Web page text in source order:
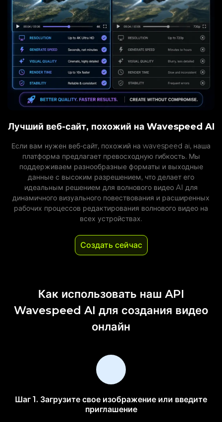
Лучший веб-сайт, похожий на Wavespeed AI
Если вам нужен веб-сайт, похожий на wavespeed ai, наша
платформа предлагает превосходную гибкость. Мы
поддерживаем разнообразные форматы и выходные
данные с высоким разрешением, что делает его
идеальным решением для волнового видео AI для
динамичного визуального повествования и расширенных
рабочих процессов редактирования волнового видео на
всех устройствах.
Создать сейчас
Как использовать наш API
Wavespeed AI для создания видео
онлайн
Шаг 1. Загрузите свое изображение или введите
приглашение